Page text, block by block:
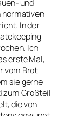
und
normativen
In der
Ich
erste Mal,
vom Brot
sie gerne
zum Großteil
die von